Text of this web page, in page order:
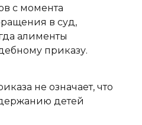
с момента
в суд,
алименты
приказу.
не означает, что
детей